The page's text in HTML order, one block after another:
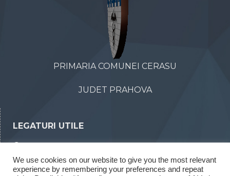
PRIMARIA COMUNEI CERASU
JUDET PRAHOVA
LEGATURI UTILE
Declaratii de interese
We use cookies on our website to give you the most relevant
experience by remembering your preferences and repeat